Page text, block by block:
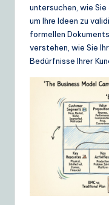
G
ui
d
untersuchen, wie Sie
um Ihre Ideen zu
formellen
verstehen, wie Sie
Bedürfnisse Ihrer